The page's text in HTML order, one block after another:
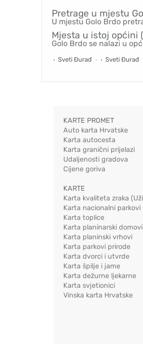
Pretrage u mjestu
U mjestu Golo Brdo
Mjesta u istoj općini
Golo Brdo se nalazi u
Sveti Đurađ Sveti Đurađ
KARTE PROMET
Auto karta Hrvatske
Karta autocesta
Karta granični prijelazi
Udaljenosti gradova
Cijene goriva
KARTE
Karta kvaliteta zraka
Karta nacionalni parkovi
Karta toplice
Karta planinarski domovi
Karta planinski vrhovi
Karta parkovi prirode
Karta dvorci i utvrde
Karta špilje i jame
Karta dežurne ljekarne
Karta svjetionici
Vinska karta Hrvatske